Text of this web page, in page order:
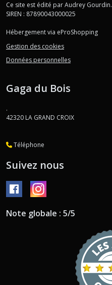
Ce site est édité par Audrey Gourdin.
SIREN : 87890043000025
Hébergement via eProShopping
Gestion des cookies
Données personnelles
Gaga du Bois
.
42320 LA GRAND CROIX
Téléphone
Suivez nous
Note globale : 5/5